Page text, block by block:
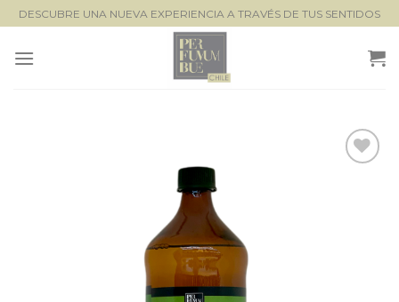
Saltar
al
contenido
DESCUBRE UNA NUEVA EXPERIENCIA A TRAVÉS DE TUS SENTIDOS